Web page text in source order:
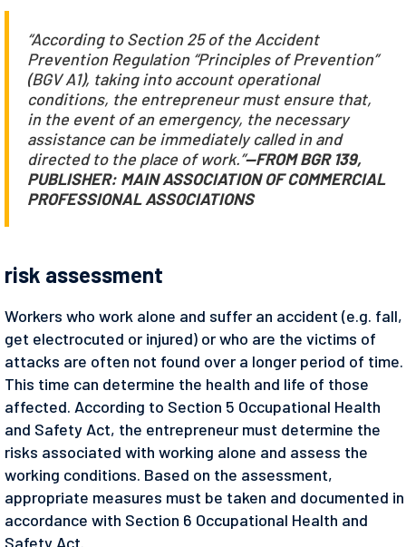
“According to Section 25 of the Accident
Prevention Regulation “Principles of Prevention”
(BGV A1), taking into account operational
conditions, the entrepreneur must ensure that,
in the event of an emergency, the necessary
assistance can be immediately called in and
directed to the place of work.”—FROM BGR 139,
PUBLISHER: MAIN ASSOCIATION OF COMMERCIAL
PROFESSIONAL ASSOCIATIONS
risk assessment
Workers who work alone and suffer an accident (e.g. fall,
get electrocuted or injured) or who are the victims of
attacks are often not found over a longer period of time.
This time can determine the health and life of those
affected. According to Section 5 Occupational Health
and Safety Act, the entrepreneur must determine the
risks associated with working alone and assess the
working conditions. Based on the assessment,
appropriate measures must be taken and documented in
accordance with Section 6 Occupational Health and
Safety Act.